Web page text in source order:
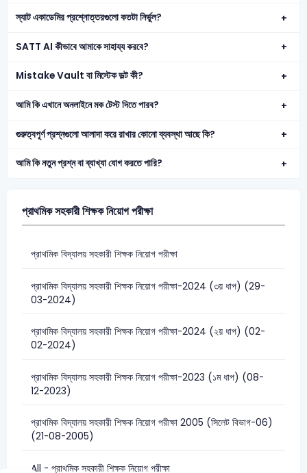
স্যাট একাডেমির প্রশ্নোত্তরগুলো কতটা নির্ভুল?
SATT AI কীভাবে আমাকে সাহায্য করবে?
Mistake Vault বা মিস্টেক ভল্ট কী?
আমি কি এখানে অনলাইনে মক টেস্ট দিতে পারব?
গুরুত্বপূর্ণ প্রশ্নগুলো আলাদা করে রাখার কোনো ব্যবস্থা আছে কি?
আমি কি নতুন প্রশ্ন বা ব্যাখ্যা যোগ করতে পারি?
প্রাথমিক সহকারী শিক্ষক নিয়োগ পরীক্ষা
প্রাথমিক বিদ্যালয় সহকারী শিক্ষক নিয়োগ পরীক্ষা
প্রাথমিক বিদ্যালয় সহকারী শিক্ষক নিয়োগ পরীক্ষা-2024 (৩য় ধাপ) (29-
03-2024)
প্রাথমিক বিদ্যালয় সহকারী শিক্ষক নিয়োগ পরীক্ষা-2024 (২য় ধাপ) (02-
02-2024)
প্রাথমিক বিদ্যালয় সহকারী শিক্ষক নিয়োগ পরীক্ষা-2023 (১ম ধাপ) (08-
12-2023)
প্রাথমিক বিদ্যালয় সহকারী শিক্ষক নিয়োগ পরীক্ষা 2005 (সিলেট বিভাগ-06)
(21-08-2005)
All - প্রাথমিক সহকারী শিক্ষক নিয়োগ পরীক্ষা